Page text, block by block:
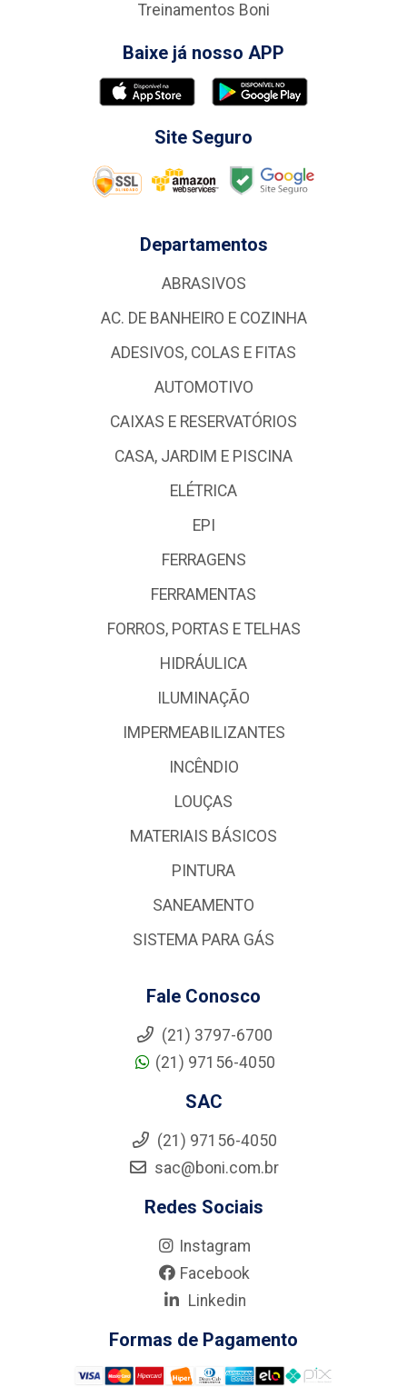
Treinamentos Boni
Baixe já nosso APP
Site Seguro
Departamentos
ABRASIVOS
AC. DE BANHEIRO E COZINHA
ADESIVOS, COLAS E FITAS
AUTOMOTIVO
CAIXAS E RESERVATÓRIOS
CASA, JARDIM E PISCINA
ELÉTRICA
EPI
FERRAGENS
FERRAMENTAS
FORROS, PORTAS E TELHAS
HIDRÁULICA
ILUMINAÇÃO
IMPERMEABILIZANTES
INCÊNDIO
LOUÇAS
MATERIAIS BÁSICOS
PINTURA
SANEAMENTO
SISTEMA PARA GÁS
Fale Conosco
(21) 3797-6700
(21) 97156-4050
SAC
(21) 97156-4050
sac@boni.com.br
Redes Sociais
Instagram
Facebook
Linkedin
Formas de Pagamento